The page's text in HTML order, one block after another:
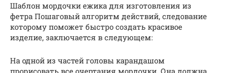
Шаблон мордочки ежика для изготовления из
фетра Пошаговый алгоритм действий, следование
которому поможет быстро создать красивое
изделие, заключается в следующем:
На одной из частей головы карандашом
прорисовать все очертания мордочки. Она должна